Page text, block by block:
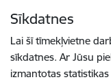
Sīkdatnes
Lai šī tīmekļvietne
sīkdatnes. Ar Jūsu
izmantotas